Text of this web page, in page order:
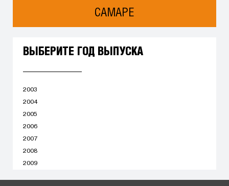
САМАРЕ
ВЫБЕРИТЕ ГОД ВЫПУСКА
2003
2004
2005
2006
2007
2008
2009